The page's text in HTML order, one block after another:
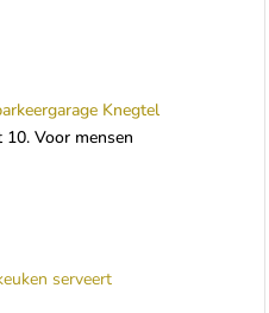
Knegtel
Voor mensen
serveert